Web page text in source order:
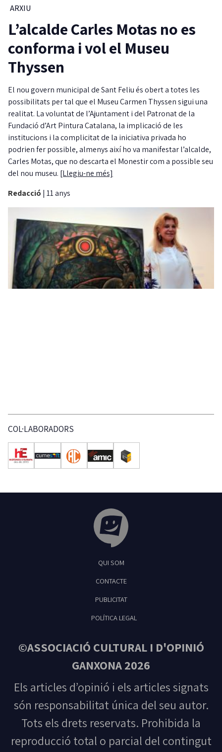
ARXIU
L’alcalde Carles Motas no es
conforma i vol el Museu
Thyssen
El nou govern municipal de Sant Feliu és obert a totes les
possibilitats per tal que el Museu Carmen Thyssen sigui una
realitat. La voluntat de l’Ajuntament i del Patronat de la
Fundació d’Art Pintura Catalana, la implicació de les
institucions i la complicitat de la iniciativa privada ho
podrien fer possible, almenys així ho va manifestar l’alcalde,
Carles Motas, que no descarta el Monestir com a possible seu
del nou museu. [Llegiu-ne més]
Redacció | 11 anys
COL·LABORADORS
Feliu de Guíxols
QUI SOM
CONTACTE
PUBLICITAT
POLÍTICA LEGAL
©ASSOCIACIÓ CULTURAL I D'OPINIÓ
GANXONA 2026
Els articles d’opinió i els articles signats
són responsabilitat única del seu autor.
Tots els drets reservats. Prohibida la
reproducció total o parcial del contingut